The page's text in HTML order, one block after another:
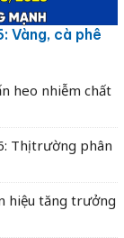
Vàng, cà phê
heo nhiễm chất
Thị trường phân
hiệu tăng trưởng